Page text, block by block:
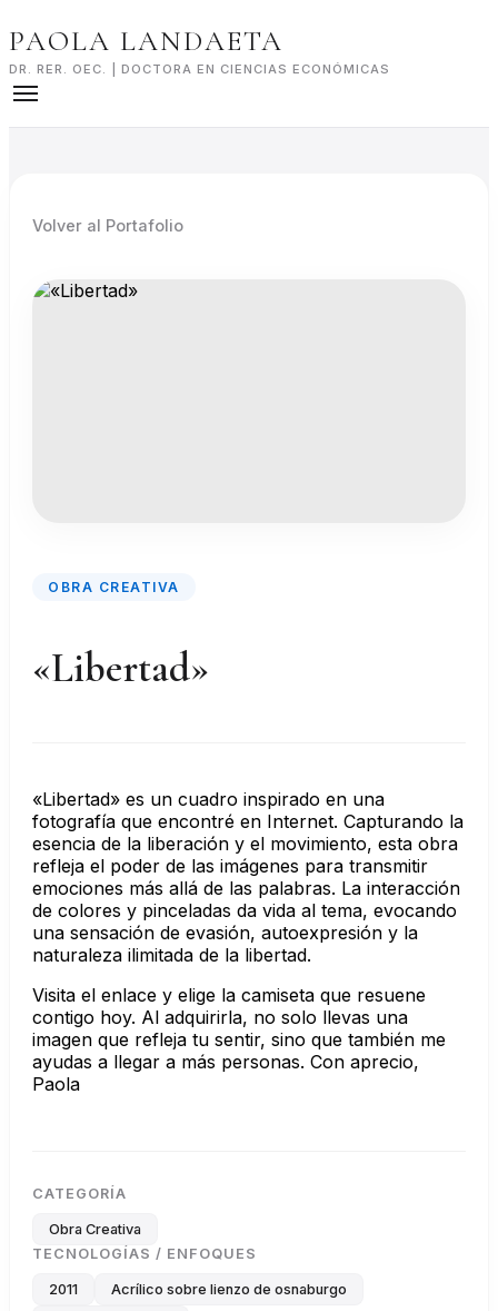
to
PAOLA LANDAETA
DR. RER. OEC. | DOCTORA EN CIENCIAS ECONÓMICAS
Volver al Portafolio
OBRA CREATIVA
«Libertad»
«Libertad» es un cuadro inspirado en una
fotografía que encontré en Internet. Capturando la
esencia de la liberación y el movimiento, esta obra
refleja el poder de las imágenes para transmitir
emociones más allá de las palabras. La interacción
de colores y pinceladas da vida al tema, evocando
una sensación de evasión, autoexpresión y la
naturaleza ilimitada de la libertad.
Visita el enlace y elige la camiseta que resuene
contigo hoy. Al adquirirla, no solo llevas una
imagen que refleja tu sentir, sino que también me
ayudas a llegar a más personas. Con aprecio,
Paola
CATEGORÍA
Obra Creativa
TECNOLOGÍAS / ENFOQUES
2011
Acrílico sobre lienzo de osnaburgo